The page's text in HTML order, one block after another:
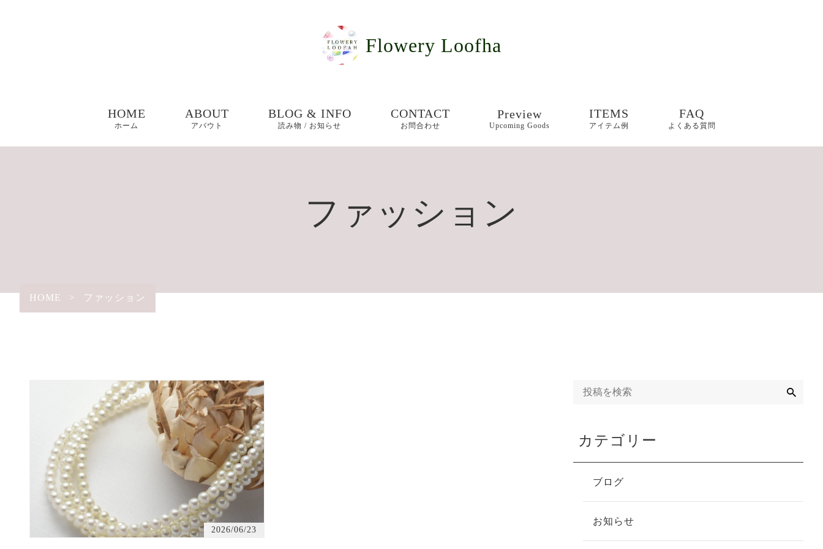
Flowery Loofha
HOME
ホーム
ABOUT
アバウト
BLOG & INFO
読み物 / お知らせ
CONTACT
お問合わせ
Preview
Upcoming Goods
ITEMS
アイテム例
FAQ
よくある質問
ファッション
HOME > ファッション
2026/06/23
カテゴリー
ブログ
お知らせ